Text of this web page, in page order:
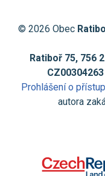
© 2026 Obec
Ratiboř 75, 756
CZ00304263
Prohlášení o
autora